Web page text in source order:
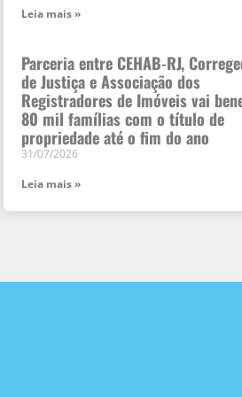
Leia mais »
Parceria entre CEHAB-RJ,
de Justiça e Associação dos
Registradores de Imóveis vai
80 mil famílias com o título de
propriedade até o fim do ano
31/07/2026
Leia mais »